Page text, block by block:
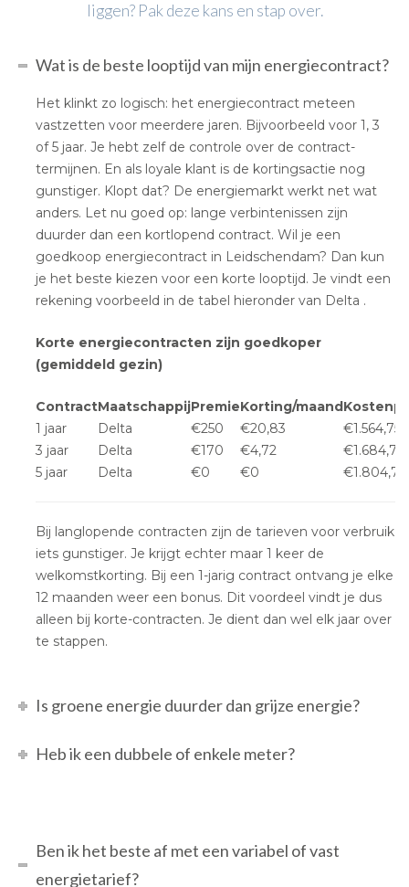
liggen? Pak deze kans en stap over.
Wat is de beste looptijd van mijn energiecontract?
Het klinkt zo logisch: het energiecontract meteen
vastzetten voor meerdere jaren. Bijvoorbeeld voor 1, 3
of 5 jaar. Je hebt zelf de controle over de contract-
termijnen. En als loyale klant is de kortingsactie nog
gunstiger. Klopt dat? De energiemarkt werkt net wat
anders. Let nu goed op: lange verbintenissen zijn
duurder dan een kortlopend contract. Wil je een
goedkoop energiecontract in Leidschendam? Dan kun
je het beste kiezen voor een korte looptijd. Je vindt een
rekening voorbeeld in de tabel hieronder van Delta .
Korte energiecontracten zijn goedkoper
(gemiddeld gezin)
ContractMaatschappijPremieKorting/maand
1 jaar
Delta €250 €20,83
€1.564,75
3 jaar
Delta €170 €4,72
€1.684,75
5 jaar
Delta €0 €0 €1.804,75
Bij langlopende contracten zijn de tarieven voor verbruik
iets gunstiger. Je krijgt echter maar 1 keer de
welkomstkorting. Bij een 1-jarig contract ontvang je elke
12 maanden weer een bonus. Dit voordeel vindt je dus
alleen bij korte-contracten. Je dient dan wel elk jaar over
te stappen.
Is groene energie duurder dan grijze energie?
Heb ik een dubbele of enkele meter?
Ben ik het beste af met een variabel of vast
energietarief?